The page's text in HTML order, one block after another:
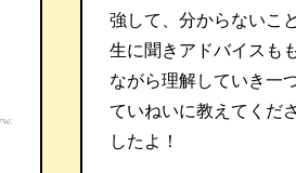
強して、分からないこ
生に聞きアドバイスも
ながら理解していき一
ていねいに教えてくだ
したよ！